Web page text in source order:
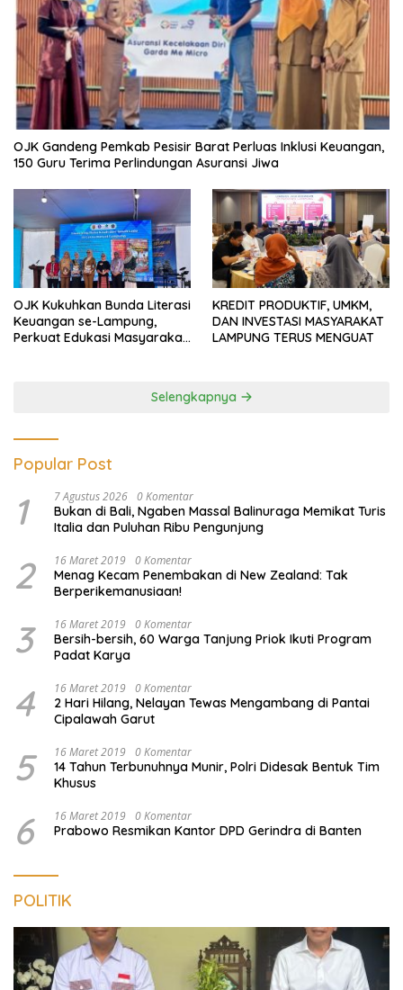
OJK Gandeng Pemkab Pesisir Barat Perluas Inklusi Keuangan,
150 Guru Terima Perlindungan Asuransi Jiwa
OJK Kukuhkan Bunda Literasi
Keuangan se-Lampung,
Perkuat Edukasi Masyarakat
KREDIT PRODUKTIF, UMKM,
DAN INVESTASI MASYARAKAT
LAMPUNG TERUS MENGUAT
Selengkapnya
Popular Post
1 7 Agustus 2026 0 Komentar
Bukan di Bali, Ngaben Massal Balinuraga Memikat Turis
Italia dan Puluhan Ribu Pengunjung
2 16 Maret 2019 0 Komentar
Menag Kecam Penembakan di New Zealand: Tak
Berperikemanusiaan!
3 16 Maret 2019 0 Komentar
Bersih-bersih, 60 Warga Tanjung Priok Ikuti Program
Padat Karya
4 16 Maret 2019 0 Komentar
2 Hari Hilang, Nelayan Tewas Mengambang di Pantai
Cipalawah Garut
5 16 Maret 2019 0 Komentar
14 Tahun Terbunuhnya Munir, Polri Didesak Bentuk Tim
Khusus
6 16 Maret 2019 0 Komentar
Prabowo Resmikan Kantor DPD Gerindra di Banten
POLITIK